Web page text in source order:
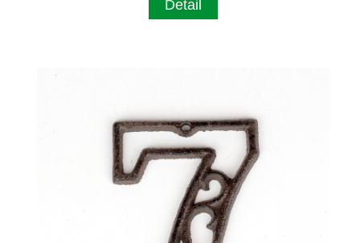
Detail